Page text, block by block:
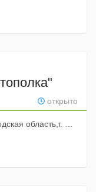
открыто
Сырковское шоссе, д. 7